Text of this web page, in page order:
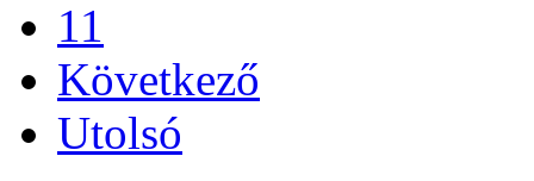
11
Következő
Utolsó